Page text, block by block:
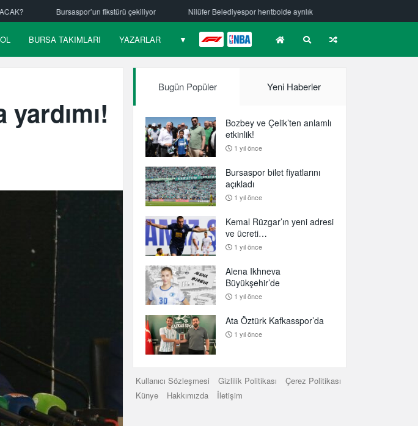
fikstürü çekiliyor Nilüfer Belediyespor hentbolde ayrılık Mehmet Güzelsöz’den mesaj var!
BURSA TAKIMLARI YAZARLAR ▼ F1 NBA
Bugün Popüler Yeni Haberler
Bozbey ve Çelik’ten anlamlı
etkinlik!
1 yıl önce
Bursaspor bilet fiyatlarını
açıkladı
1 yıl önce
Kemal Rüzgar’ın yeni adresi
ve ücreti…
1 yıl önce
Alena Ikhneva
Büyükşehir’de
1 yıl önce
Ata Öztürk Kafkasspor’da
1 yıl önce
Kullanıcı Sözleşmesi Gizlilik Politikası
Çerez Politikası
Künye
Hakkımızda İletişim